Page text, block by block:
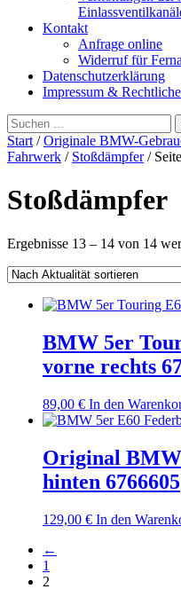
Kontakt
Anfrage online
Widerruf für
Datenschutzerklärung
Impressum &
Suchen
nach:
Start /Originale BMW-
Fahrwerk / Stoßdämpfer/
Stoßdämpfer
Ergebnisse 13 – 14 von 14
BMW 5er
vorne rechts
89,00 € In den
Original BMW
hinten 6766605
129,00 € In den
←
1
2